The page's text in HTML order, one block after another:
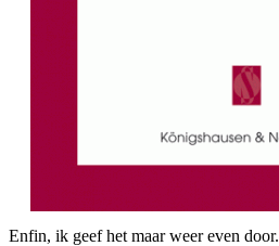
Enfin, ik geef het maar weer even door.